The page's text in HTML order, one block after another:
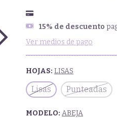
15% de descuento
Ver medios de pago
HOJAS: LISAS
Lisas Punteadas
MODELO: ABEJA